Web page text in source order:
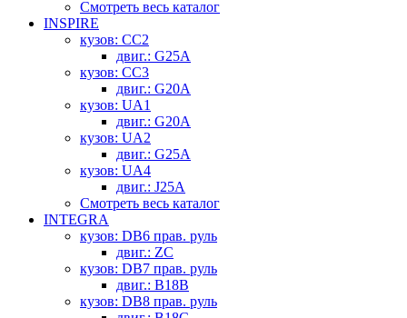
Смотреть весь каталог
INSPIRE
кузов: CC2
двиг.: G25A
кузов: CC3
двиг.: G20A
кузов: UA1
двиг.: G20A
кузов: UA2
двиг.: G25A
кузов: UA4
двиг.: J25A
Смотреть весь каталог
INTEGRA
кузов: DB6 прав. руль
двиг.: ZC
кузов: DB7 прав. руль
двиг.: B18B
кузов: DB8 прав. руль